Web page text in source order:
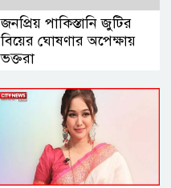
জনপ্রিয় পাকিস্তানি জুটির
বিয়ের ঘোষণার অপেক্ষায়
ভক্তরা